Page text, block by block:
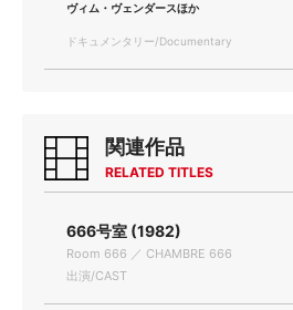
ヴィム・ヴェンダースほか
ドキュメンタリー/Documentary
関連作品
RELATED TITLES
666号室 (1982)
Room 666 ／ CHAMBRE 666
出演/CAST